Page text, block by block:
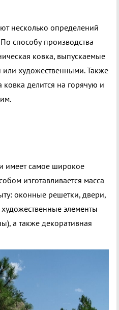
несколько определений
способу производства
ковка, выпускаемые
художественными. Также
ковка делится на горячую и
имеет самое широкое
изготавливается масса
оконные решетки, двери,
элементы
а также декоративная